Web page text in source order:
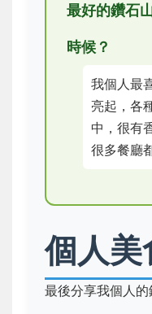
最好的鑽石
時候？
我個人最
亮起，各
中，很有
很多餐廳
個人美
最後分享我個人的